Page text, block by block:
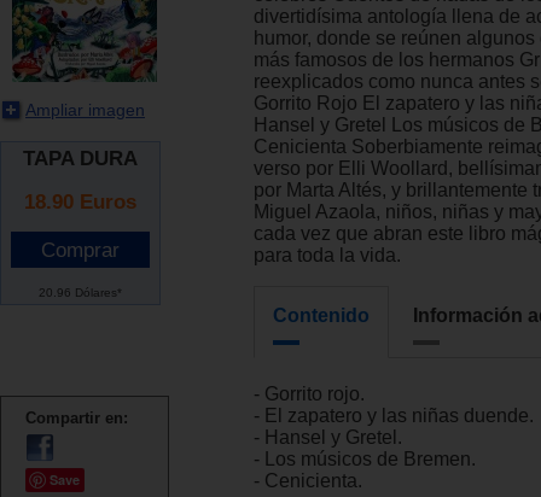
Ampliar imagen
TAPA DURA
18.90 Euros
20.96 Dólares*
Compartir en:
Save
divertidísima antología llena de
humor, donde se reúnen
más famosos de los hermanos
reexplicados como nunca antes
Gorrito Rojo El zapatero y las
Hansel y Gretel Los músicos de
Cenicienta Soberbiamente
verso por Elli Woollard,
por Marta Altés, y brillantemente
Miguel Azaola, niños, niñas y
cada vez que abran este libro
para toda la vida.
Contenido Información
- Gorrito rojo.
- El zapatero y las niñas duende.
- Hansel y Gretel.
- Los músicos de Bremen.
- Cenicienta.